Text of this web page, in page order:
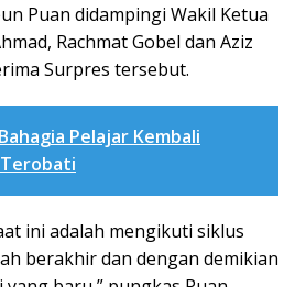
Puan didampingi Wakil Ketua
Rachmat Gobel dan Aziz
Surpres tersebut.
Pelajar Kembali
ini adalah mengikuti siklus
berakhir dan dengan demikian